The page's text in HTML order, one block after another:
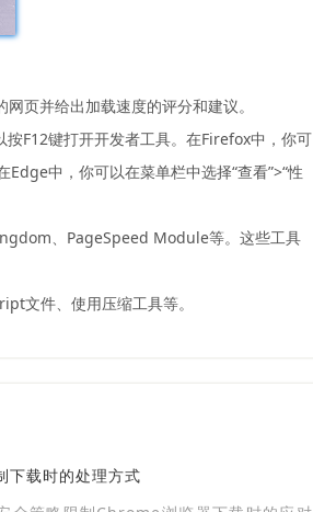
页并给出加载速度的评分和建议。
F12键打开开发者工具。在Firefox中，你可
中，你可以在菜单栏中选择“查看”>“性
、PageSpeed Module等。这些工具
文件、使用压缩工具等。
下载时的处理方式